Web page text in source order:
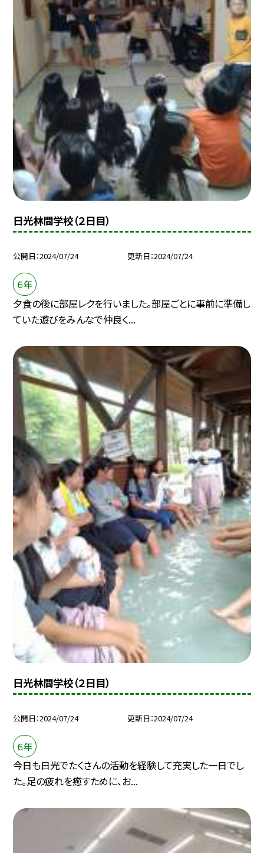
日光林間学校（２日目）
公開日 2024/07/24 更新日 2024/07/24
６年
夕食の後に部屋レクを行いました。部屋ごとに事前に準備し
ていた遊びをみんなで仲良く...
日光林間学校（２日目）
公開日 2024/07/24 更新日 2024/07/24
６年
今日も日光でたくさんの活動を経験して充実した一日でし
た。足の疲れを癒すために、お...